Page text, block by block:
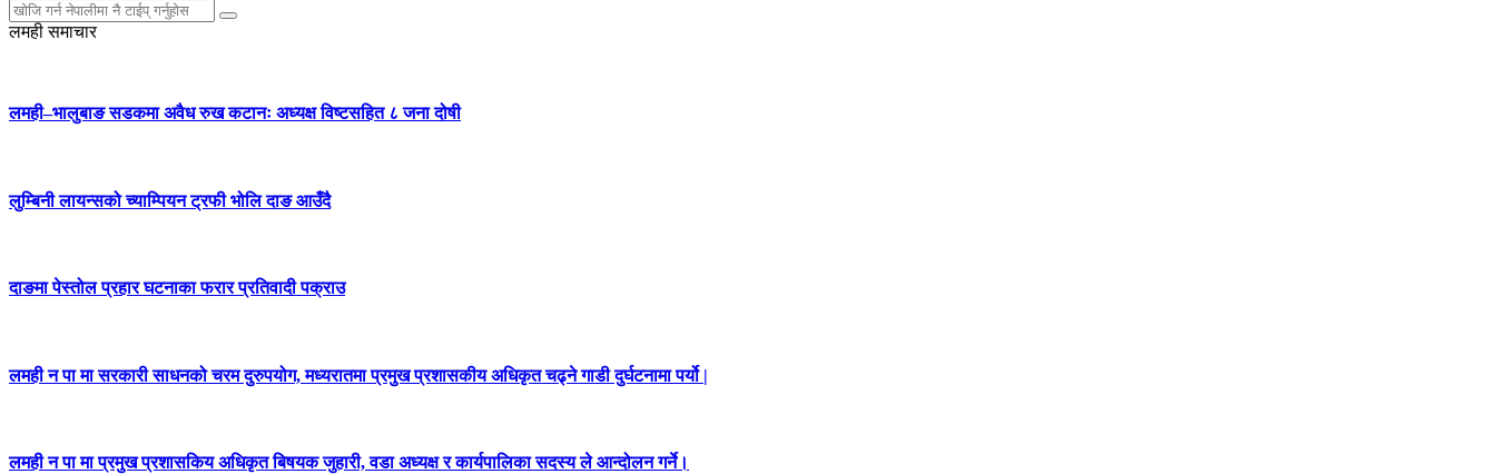
लमही समाचार
लमही–भालुबाङ सडकमा अवैध रुख कटानः अध्यक्ष विष्टसहित ८ जना दोषी
लुम्बिनी लायन्सको च्याम्पियन ट्रफी भोलि दाङ आउँदै
दाङमा पेस्तोल प्रहार घटनाका फरार प्रतिवादी पक्राउ
लमही न पा मा सरकारी साधनको चरम दुरुपयोग, मध्यरातमा प्रमुख प्रशासकीय अधिकृत चढ्ने गाडी दुर्घटनामा पर्यो |
लमही न पा मा प्रमुख प्रशासकिय अधिकृत बिषयक जुहारी, वडा अध्यक्ष र कार्यपालिका सदस्य ले आन्दोलन गर्ने।